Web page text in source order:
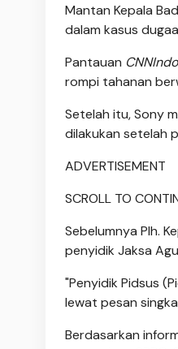
Mantan Kepala
dalam kasus
Pantauan
rompi tahanan
Setelah itu, Sony
dilakukan setelah
ADVERTISEMENT
SCROLL TO
Sebelumnya Plh.
penyidik Jaksa
"Penyidik Pidsus
lewat pesan
Berdasarkan